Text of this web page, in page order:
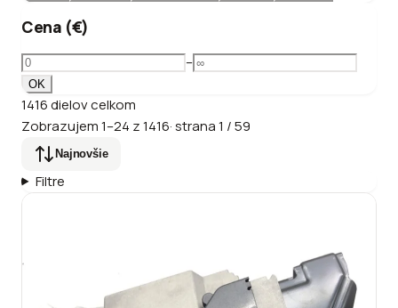
Cena (€)
–
OK
1416dielovcelkom
Zobrazujem1–24 z1416·strana1 /59
Najnovšie
Filtre